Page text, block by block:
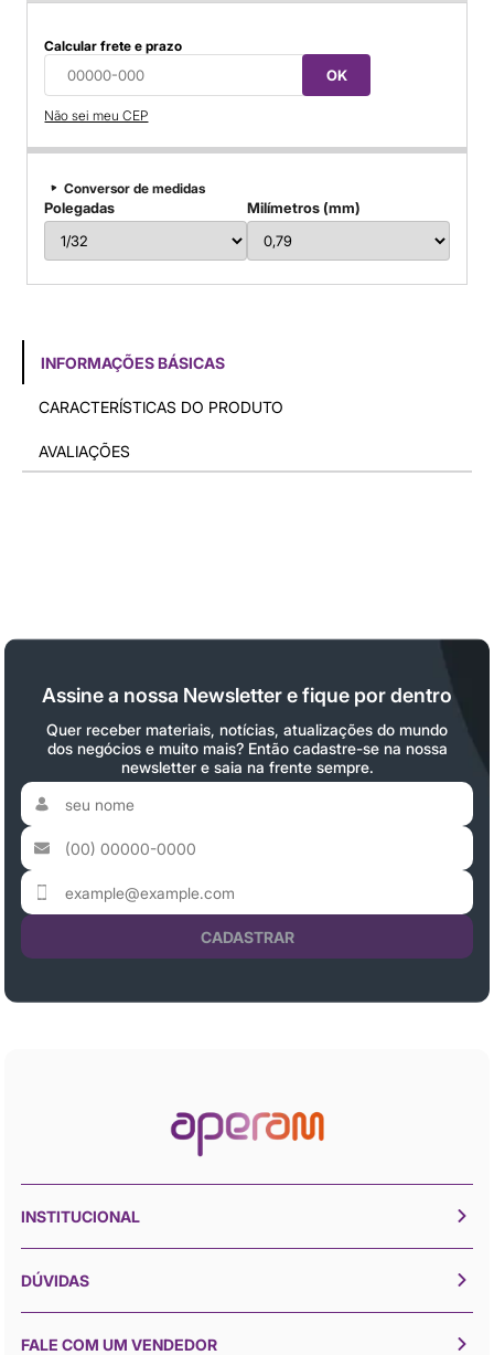
Calcular frete e prazo
OK
Não sei meu CEP
Conversor de medidas
Polegadas Milímetros (mm)
INFORMAÇÕES BÁSICAS
CARACTERÍSTICAS DO PRODUTO
AVALIAÇÕES
Assine a nossa Newsletter e fique por dentro
Quer receber materiais, notícias, atualizações do mundo
dos negócios e muito mais? Então cadastre-se na nossa
newsletter e saia na frente sempre.
CADASTRAR
INSTITUCIONAL
DÚVIDAS
FALE COM UM VENDEDOR